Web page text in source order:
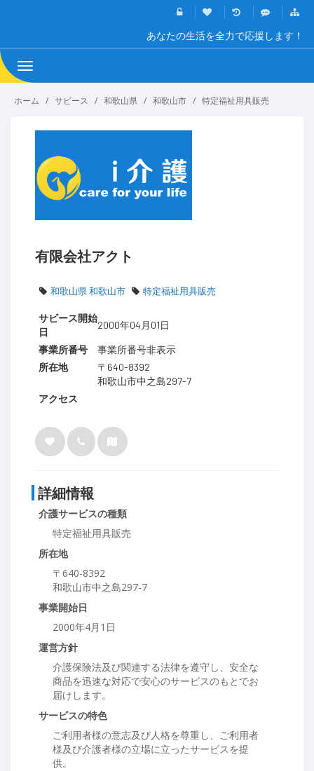
あなたの生活を全力で応援します！
Toggle
navigation
ホーム サビース 和歌山県 和歌山市 特定福祉用具販売
有限会社アクト
和歌山県 和歌山市 特定福祉用具販売
サビース開始
日
2000年04月01日
事業所番号
事業所番号非表示
所在地
〒640-8392
和歌山市中之島297-7
アクセス
詳細情報
介護サービスの種類
特定福祉用具販売
所在地
〒640-8392
和歌山市中之島297-7
事業開始日
2000年4月1日
運営方針
介護保険法及び関連する法律を遵守し、安全な
商品を迅速な対応で安心のサービスのもとでお
届けします。
サービスの特色
ご利用者様の意志及び人格を尊重し、ご利用者
様及び介護者様の立場に立ったサービスを提
供。